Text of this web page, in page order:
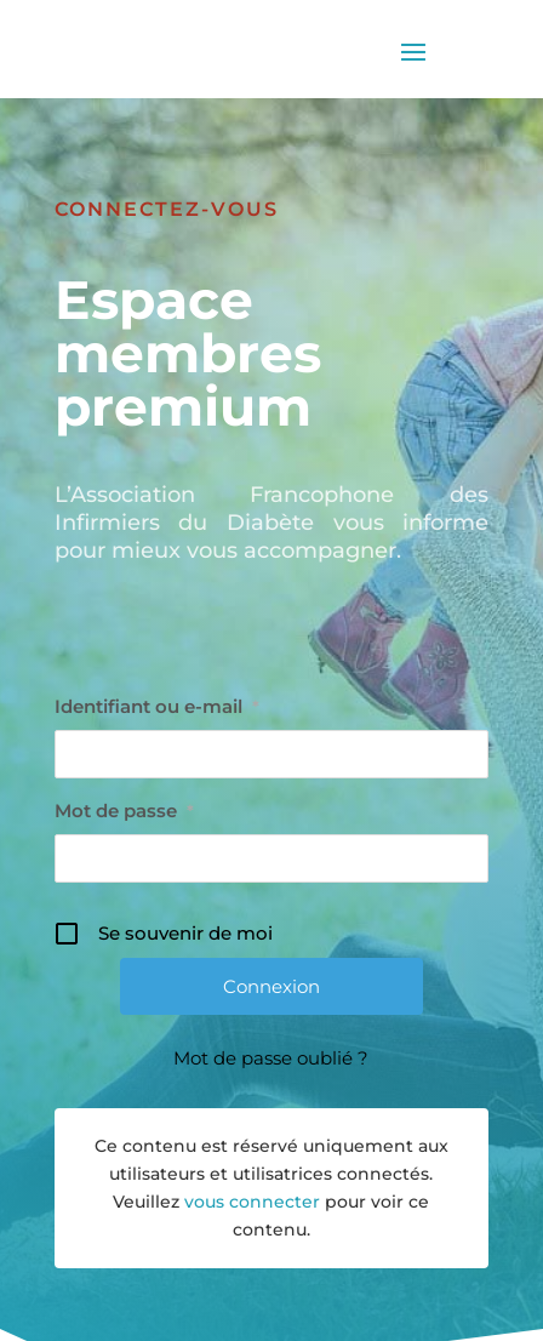
CONNECTEZ-VOUS
Espace
membres
premium
L’Association Francophone des
Infirmiers du Diabète vous informe
pour mieux vous accompagner.
Identifiant ou e-mail *
Mot de passe *
Se souvenir de moi
Mot de passe oublié ?
Ce contenu est réservé uniquement aux
utilisateurs et utilisatrices connectés.
Veuillezvous connecter pour voir ce
contenu.